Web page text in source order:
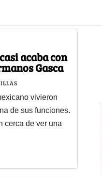
acaba con
Gasca
vivieron
de sus funciones.
cerca de ver una